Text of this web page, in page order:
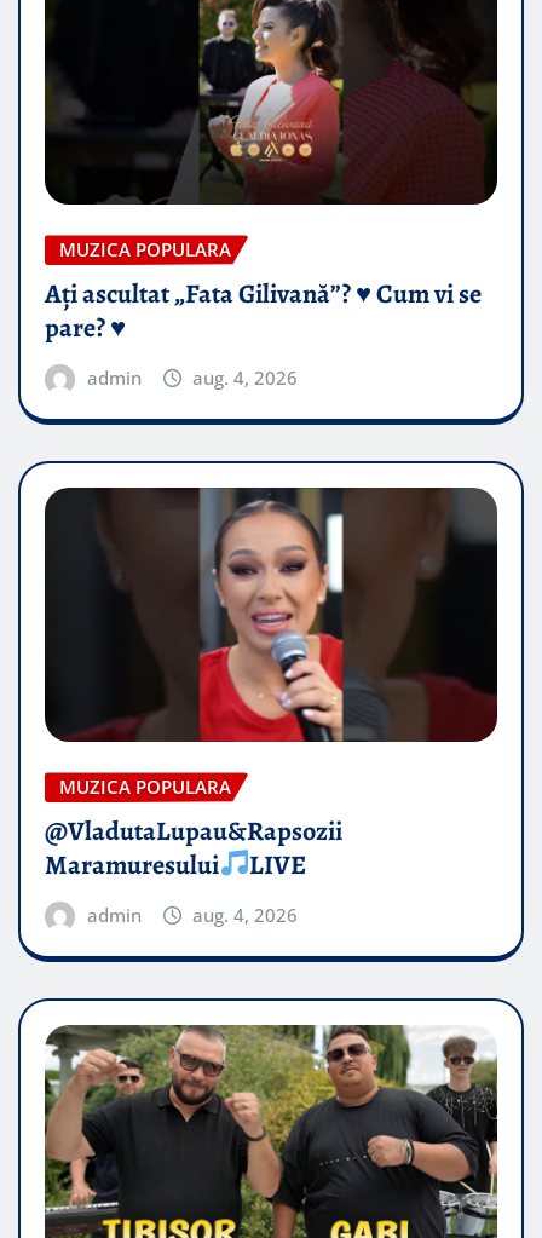
MUZICA POPULARA
Ați ascultat „Fata Gilivană”? ♥️ Cum vi se
pare? ♥️
admin aug. 4, 2026
MUZICA POPULARA
@VladutaLupau&Rapsozii
Maramuresului
LIVE
admin aug. 4, 2026